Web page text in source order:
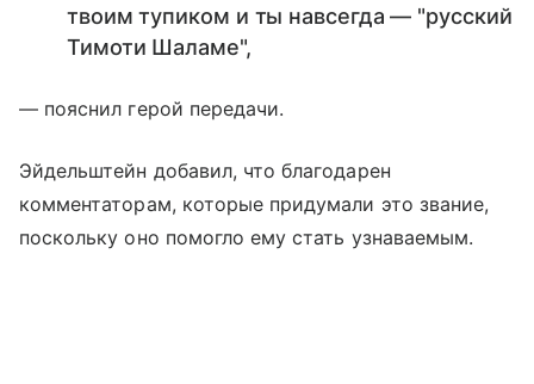
твоим тупиком и ты навсегда — "русский
Тимоти Шаламе",
— пояснил герой передачи.
Эйдельштейн добавил, что благодарен
комментаторам, которые придумали это звание,
поскольку оно помогло ему стать узнаваемым.